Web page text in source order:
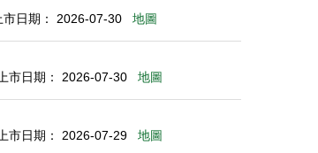
市日期： 2026-07-30 地圖
上市日期： 2026-07-30 地圖
上市日期： 2026-07-29 地圖